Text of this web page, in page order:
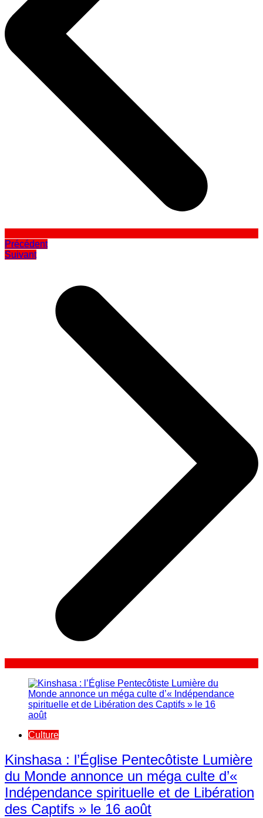
Précédent
Suivant
Culture
Kinshasa : l’Église Pentecôtiste Lumière
du Monde annonce un méga culte d’«
Indépendance spirituelle et de Libération
des Captifs » le 16 août